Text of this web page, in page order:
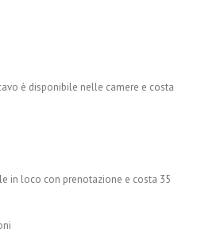
è disponibile nelle camere e costa
in loco con prenotazione e costa 35